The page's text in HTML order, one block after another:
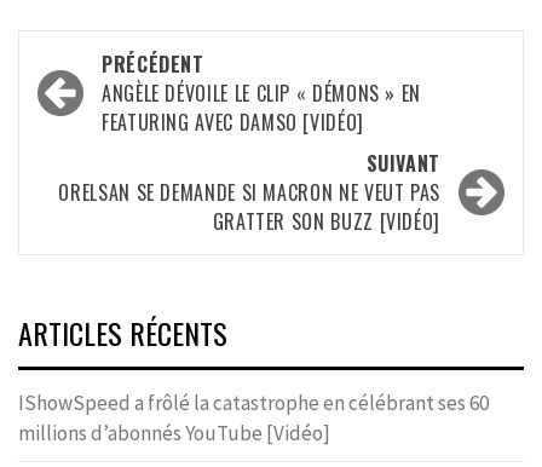
Navigation
d’article
PRÉCÉDENT
ANGÈLE DÉVOILE LE CLIP « DÉMONS » EN
FEATURING AVEC DAMSO [VIDÉO]
SUIVANT
ORELSAN SE DEMANDE SI MACRON NE VEUT PAS
GRATTER SON BUZZ [VIDÉO]
ARTICLES RÉCENTS
IShowSpeed a frôlé la catastrophe en célébrant ses 60
millions d’abonnés YouTube [Vidéo]